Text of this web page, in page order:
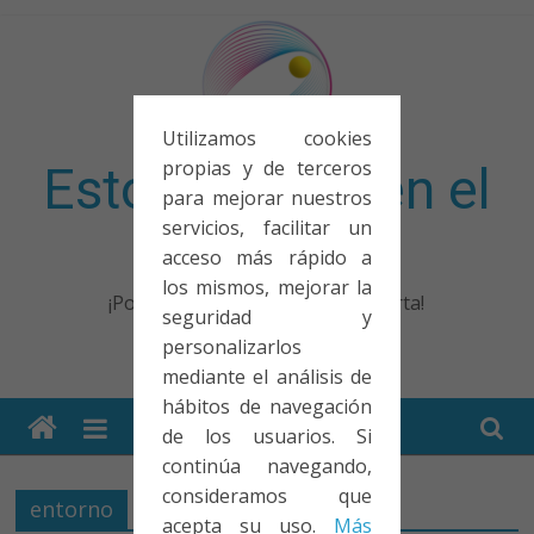
Utilizamos cookies
propias y de terceros
para mejorar nuestros
servicios, facilitar un
acceso más rápido a
los mismos, mejorar la
seguridad y
personalizarlos
mediante el análisis de
hábitos de navegación
de los usuarios. Si
continúa navegando,
consideramos que
acepta su uso. Más
Esto no entra en el
examen
¡Porque no solo el examen importa!
entorno